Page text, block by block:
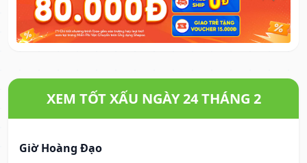
XEM TỐT XẤU NGÀY 24 THÁNG 2
Giờ Hoàng Đạo